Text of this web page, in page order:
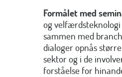
Formålet med
og velfærdsteknologi
sammen med
dialoger opnås
sektor og i de
forståelse for